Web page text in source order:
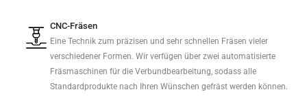
CNC-Fräsen
Eine Technik zum präzisen und sehr schnellen Fräsen vieler
verschiedener Formen. Wir verfügen über zwei automatisierte
Fräsmaschinen für die Verbundbearbeitung, sodass alle
Standardprodukte nach Ihren Wünschen gefräst werden können.